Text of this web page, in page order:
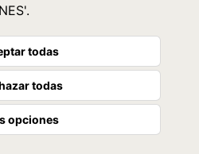
todas
todas
opciones